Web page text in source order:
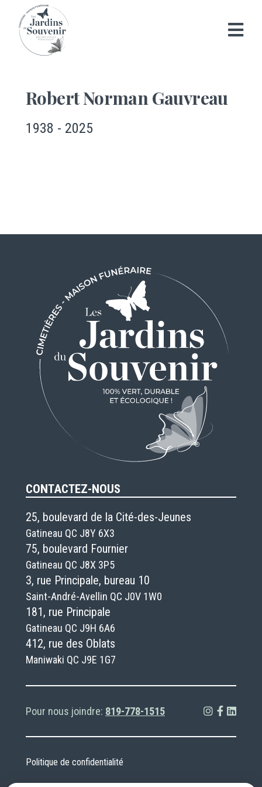
Robert Norman Gauvreau
1938 - 2025
CONTACTEZ-NOUS
25, boulevard de la Cité-des-Jeunes
Gatineau QC J8Y 6X3
75, boulevard Fournier
Gatineau QC J8X 3P5
3, rue Principale, bureau 10
Saint-André-Avellin QC J0V 1W0
181, rue Principale
Gatineau QC J9H 6A6
412, rue des Oblats
Maniwaki QC J9E 1G7
Pour nous joindre: 819-778-1515
Politique de confidentialité